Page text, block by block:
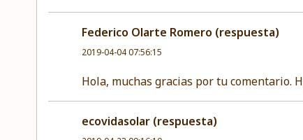
Federico Olarte Romero (respuesta)
2019-04-04 07:56:15
Hola, muchas gracias por tu comentario.
ecovidasolar (respuesta)